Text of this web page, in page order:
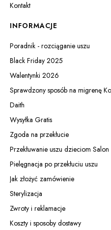
Kontakt
INFORMACJE
Poradnik - rozciąganie uszu
Black Friday 2025
Walentynki 2026
Sprawdzony sposób na migrenę
Daith
Wysyłka Gratis
Zgoda na przekłucie
Przekłuwanie uszu dzieciom Salon
Pielęgnacja po przekłuciu uszu
Jak złożyć zamówienie
Sterylizacja
Zwroty i reklamacje
Koszty i sposoby dostawy